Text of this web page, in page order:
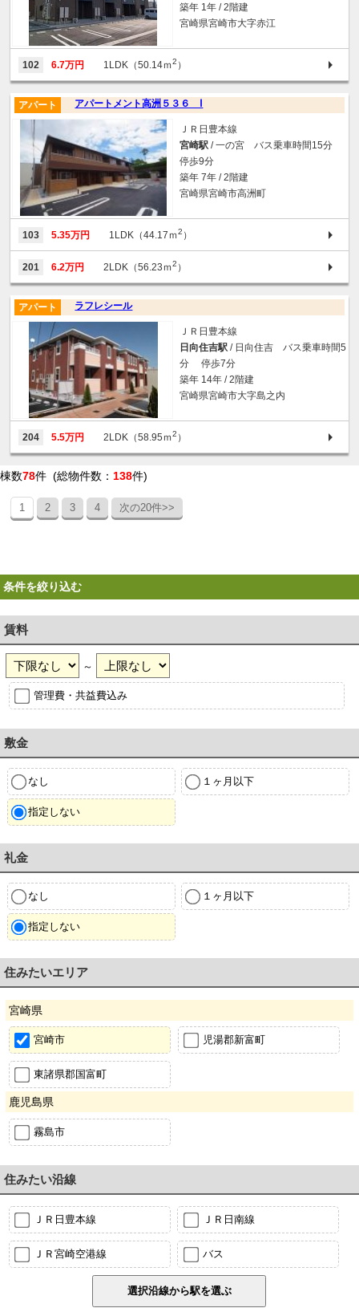
築年 1年 / 2階建
宮崎県宮崎市大字赤江
102 6.7万円 1LDK（50.14ｍ2 ）
アパートメント高洲５３６ Ⅰ
アパート
ＪＲ日豊本線
宮崎駅 / 一の宮 バス乗車時間15分
停歩9分
築年 7年 / 2階建
宮崎県宮崎市高洲町
103 5.35万円 1LDK（44.17ｍ2 ）
201 6.2万円 2LDK（56.23ｍ2 ）
ラフレシール
アパート
ＪＲ日豊本線
日向住吉駅 / 日向住吉 バス乗車時間5
分 停歩7分
築年 14年 / 2階建
宮崎県宮崎市大字島之内
204 5.5万円 2LDK（58.95ｍ2 ）
棟数78件 (総物件数： 138件)
1 2 3 4 次の20件>>
条件を絞り込む
賃料
～
管理費・共益費込み
敷金
なし １ヶ月以下
指定しない
礼金
なし １ヶ月以下
指定しない
住みたいエリア
宮崎県
宮崎市 児湯郡新富町
東諸県郡国富町
鹿児島県
霧島市
住みたい沿線
ＪＲ日豊本線 ＪＲ日南線
ＪＲ宮崎空港線 バス